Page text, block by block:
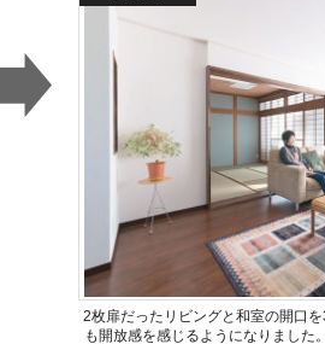
2枚扉だったリビングと和室の開口
も開放感を感じるようになりました